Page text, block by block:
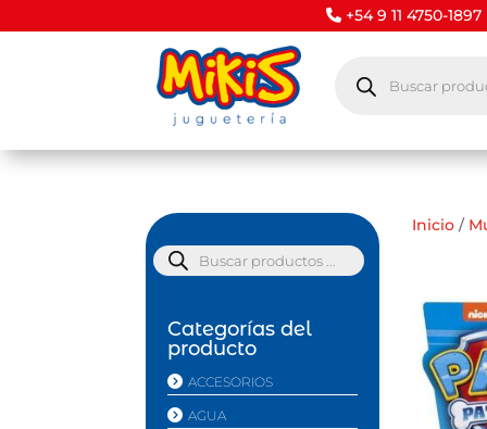
+54 9 11 4750-1897
productos
Inicio /
Búsqueda
de
productos
Categorías del
producto
ACCESORIOS
AGUA